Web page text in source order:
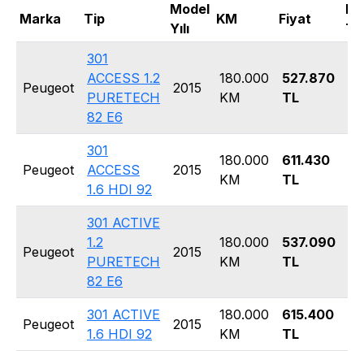
Marka Tip
Model
Yılı
KM Fiyat
Peugeot
301
ACCESS 1.2
PURETECH
82 E6
2015
180.000
KM
527.870
TL
Peugeot
301
ACCESS
1.6 HDI 92
2015
180.000
KM
611.430
TL
Peugeot
301 ACTIVE
1.2
PURETECH
82 E6
2015
180.000
KM
537.090
TL
Peugeot
301 ACTIVE
1.6 HDI 92
2015
180.000
KM
615.400
TL